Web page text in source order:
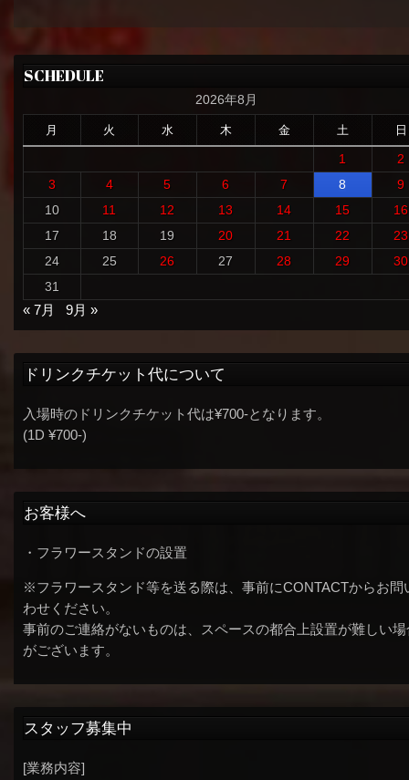
SCHEDULE
2026年8月
月 火 水 木 金 土 日
1
2
3
4 5 6 7 8
9
10
11 12 13 14 15
16
17
18 19 20 21 22
23
24
25 26 27 28 29
30
31
« 7月
9月 »
ドリンクチケット代について
入場時のドリンクチケット代は¥700-となります。
(1D ¥700-)
お客様へ
・フラワースタンドの設置
※フラワースタンド等を送る際は、事前にCONTACTからお問
わせください。
事前のご連絡がないものは、スペースの都合上設置が難しい場
がございます。
スタッフ募集中
[業務内容]